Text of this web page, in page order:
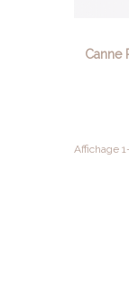
Canne
Affichage